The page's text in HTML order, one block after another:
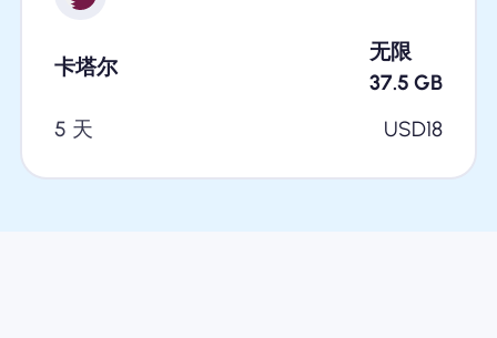
卡塔尔
无限
37.5 GB
5 天
USD18